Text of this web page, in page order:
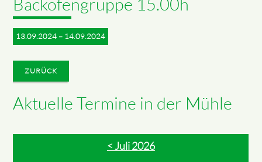
13.09.2024 – 14.09.2024
ZURÜCK
Aktuelle Termine in der Mühle
< Juli 2026